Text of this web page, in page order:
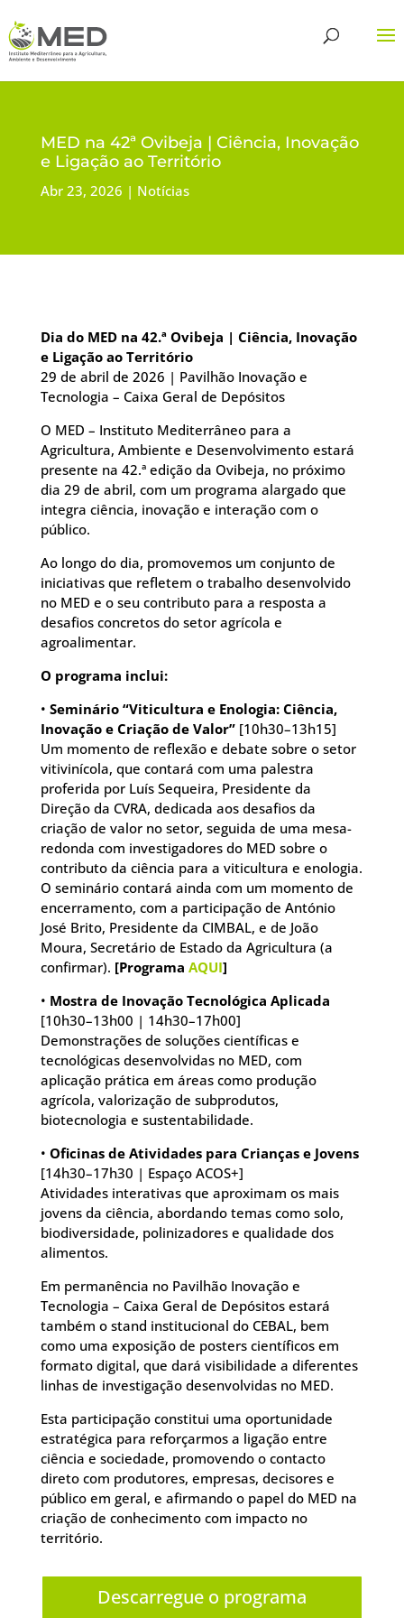
MED na 42ª Ovibeja | Ciência, Inovação
e Ligação ao Território
Abr 23, 2026 Notícias
Dia do MED na 42.ª Ovibeja | Ciência, Inovação
e Ligação ao Território
29 de abril de 2026 | Pavilhão Inovação e
Tecnologia – Caixa Geral de Depósitos
O MED – Instituto Mediterrâneo para a
Agricultura, Ambiente e Desenvolvimento estará
presente na 42.ª edição da Ovibeja, no próximo
dia 29 de abril, com um programa alargado que
integra ciência, inovação e interação com o
público.
Ao longo do dia, promovemos um conjunto de
iniciativas que refletem o trabalho desenvolvido
no MED e o seu contributo para a resposta a
desafios concretos do setor agrícola e
agroalimentar.
O programa inclui:
• Seminário “Viticultura e Enologia: Ciência,
Inovação e Criação de Valor”[10h30–13h15]
Um momento de reflexão e debate sobre o setor
vitivinícola, que contará com uma palestra
proferida por Luís Sequeira, Presidente da
Direção da CVRA, dedicada aos desafios da
criação de valor no setor, seguida de uma mesa-
redonda com investigadores do MED sobre o
contributo da ciência para a viticultura e enologia.
O seminário contará ainda com um momento de
encerramento, com a participação de António
José Brito, Presidente da CIMBAL, e de João
Moura, Secretário de Estado da Agricultura (a
confirmar). [Programa AQUI]
• Mostra de Inovação Tecnológica Aplicada
[10h30–13h00 | 14h30–17h00]
Demonstrações de soluções científicas e
tecnológicas desenvolvidas no MED, com
aplicação prática em áreas como produção
agrícola, valorização de subprodutos,
biotecnologia e sustentabilidade.
• Oficinas de Atividades para Crianças e Jovens
[14h30–17h30 | Espaço ACOS+]
Atividades interativas que aproximam os mais
jovens da ciência, abordando temas como solo,
biodiversidade, polinizadores e qualidade dos
alimentos.
Em permanência no Pavilhão Inovação e
Tecnologia – Caixa Geral de Depósitos estará
também o stand institucional do CEBAL, bem
como uma exposição de posters científicos em
formato digital, que dará visibilidade a diferentes
linhas de investigação desenvolvidas no MED.
Esta participação constitui uma oportunidade
estratégica para reforçarmos a ligação entre
ciência e sociedade, promovendo o contacto
direto com produtores, empresas, decisores e
público em geral, e afirmando o papel do MED na
criação de conhecimento com impacto no
território.
Descarregue o programa